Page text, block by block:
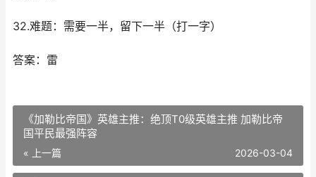
32.难题：需要一半，留下一半（打一字）
答案：雷
《加勒比帝国》英雄主推：绝顶T0级英雄主推 加勒比帝
国平民最强阵容
« 上一篇 2026-03-04